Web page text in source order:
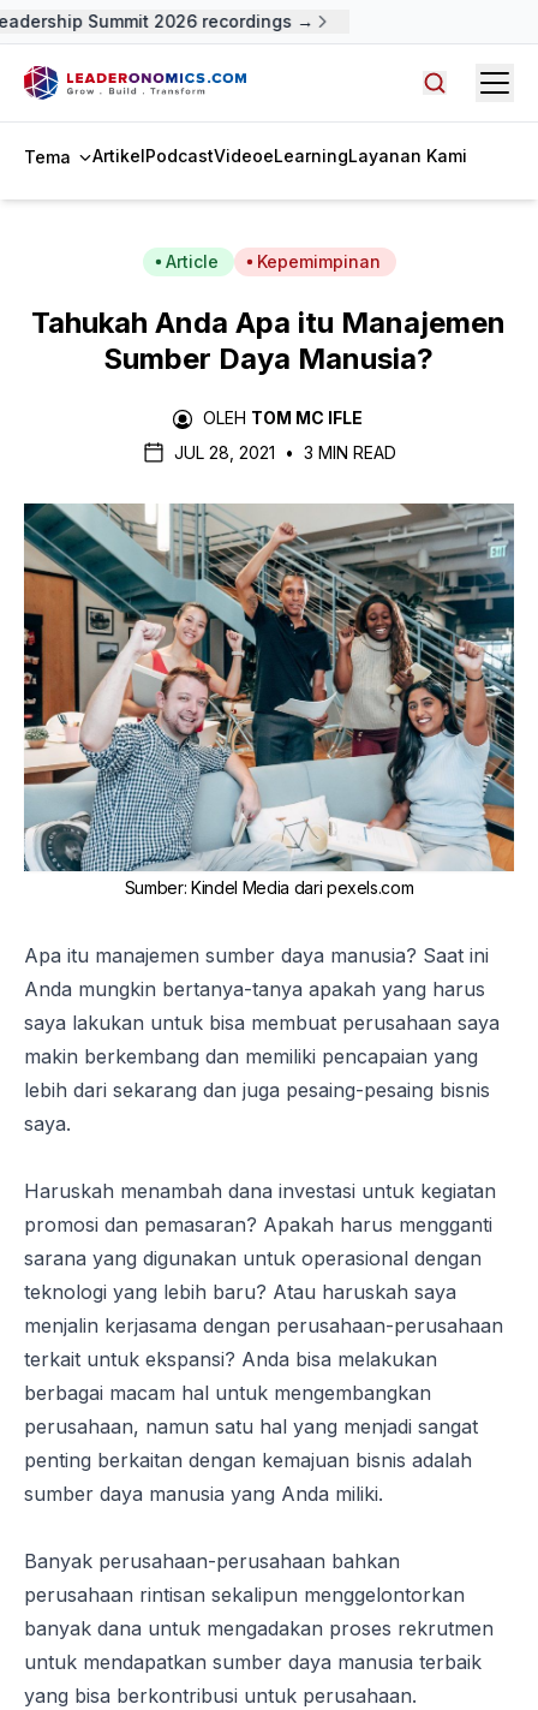
Summit 2026 recordings →
Tema ArtikelPodcastVideoeLearningLayanan Kami
Article Kepemimpinan
Tahukah Anda Apa itu Manajemen
Sumber Daya Manusia?
OLEH TOM MC IFLE
JUL 28, 2021
• 3 MIN READ
Sumber: Kindel Media dari pexels.com
Apa itu manajemen sumber daya manusia? Saat ini
Anda mungkin bertanya-tanya apakah yang harus
saya lakukan untuk bisa membuat perusahaan saya
makin berkembang dan memiliki pencapaian yang
lebih dari sekarang dan juga pesaing-pesaing bisnis
saya.
Haruskah menambah dana investasi untuk kegiatan
promosi dan pemasaran? Apakah harus mengganti
sarana yang digunakan untuk operasional dengan
teknologi yang lebih baru? Atau haruskah saya
menjalin kerjasama dengan perusahaan-perusahaan
terkait untuk ekspansi? Anda bisa melakukan
berbagai macam hal untuk mengembangkan
perusahaan, namun satu hal yang menjadi sangat
penting berkaitan dengan kemajuan bisnis adalah
sumber daya manusia yang Anda miliki.
Banyak perusahaan-perusahaan bahkan
perusahaan rintisan sekalipun menggelontorkan
banyak dana untuk mengadakan proses rekrutmen
untuk mendapatkan sumber daya manusia terbaik
yang bisa berkontribusi untuk perusahaan.